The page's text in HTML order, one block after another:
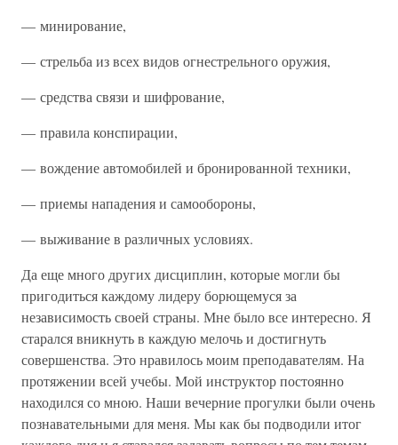
— минирование,
— стрельба из всех видов огнестрельного оружия,
— средства связи и шифрование,
— правила конспирации,
— вождение автомобилей и бронированной техники,
— приемы нападения и самообороны,
— выживание в различных условиях.
Да еще много других дисциплин, которые могли бы
пригодиться каждому лидеру борющемуся за
независимость своей страны. Мне было все интересно. Я
старался вникнуть в каждую мелочь и достигнуть
совершенства. Это нравилось моим преподавателям. На
протяжении всей учебы. Мой инструктор постоянно
находился со мною. Наши вечерние прогулки были очень
познавательными для меня. Мы как бы подводили итог